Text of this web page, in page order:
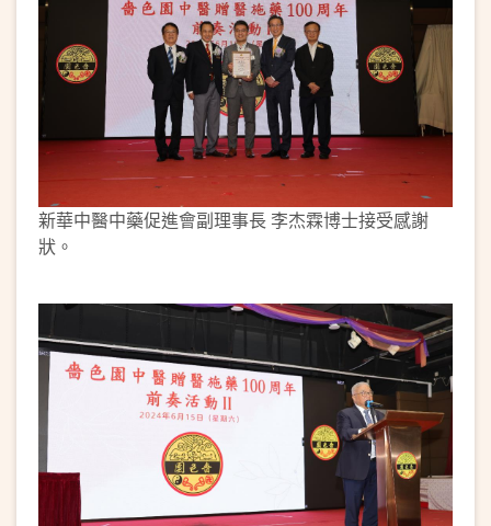
新華中醫中藥促進會副理事長 李杰霖博士接受感謝
狀。